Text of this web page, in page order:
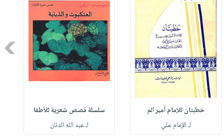
خطبتان للإمام أمير الم
لـ الإمام علي
سلسلة قصص شعرية للأطفا
لـ عبد الله الدنان